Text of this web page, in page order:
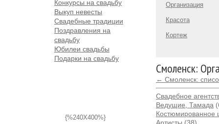
Конкурсы на свадьбу
Выкуп невесты
Свадебные традиции
Поздравления на
свадьбу
Юбилеи свадьбы
Подарки на свадьбу
{%240X400%}
Организация
Красота
Кортеж
Смоленск:
← Смоленск:
Свадебное
Ведущие, Тамада
Костюмированное